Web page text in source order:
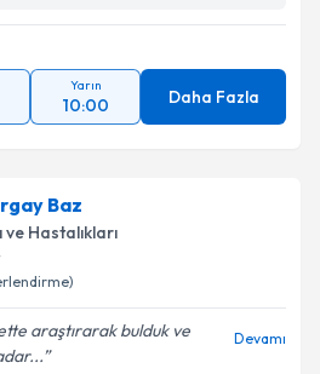
Yarın
10:00 Daha Fazla
Baz
ve Hastalıkları
araştırarak bulduk ve
Devamı